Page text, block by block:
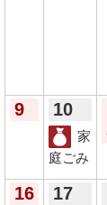
9 10
家
庭ごみ
16 17